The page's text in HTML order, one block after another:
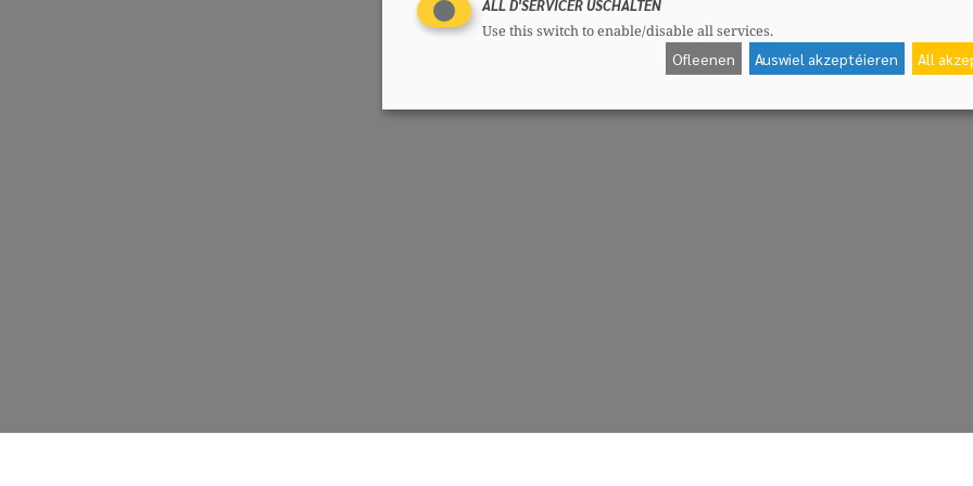
ALL D'SERVICER USCHALTEN
Use this switch to enable/disable all services.
Ofleenen Auswiel akzeptéieren All